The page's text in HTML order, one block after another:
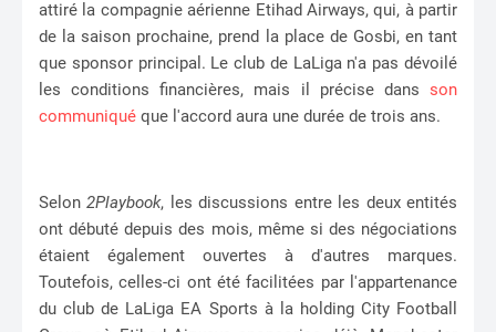
attiré la compagnie aérienne Etihad Airways, qui, à partir
de la saison prochaine, prend la place de Gosbi, en tant
que sponsor principal. Le club de LaLiga n'a pas dévoilé
les conditions financières, mais il précise dans son
communiqué que l'accord aura une durée de trois ans.
Selon2Playbook, les discussions entre les deux entités
ont débuté depuis des mois, même si des négociations
étaient également ouvertes à d'autres marques.
Toutefois, celles-ci ont été facilitées par l'appartenance
du club de LaLiga EA Sports à la holding City Football